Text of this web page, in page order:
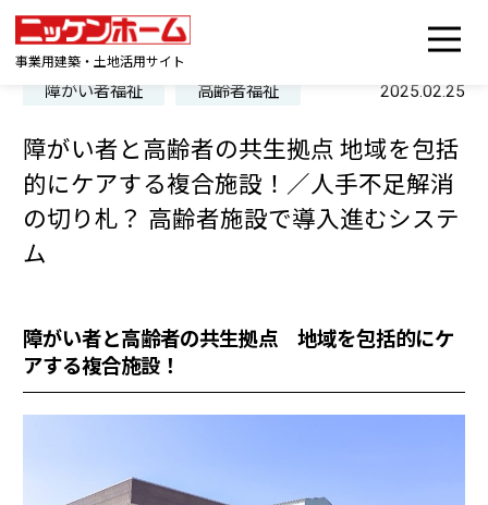
事業用建築・土地活用サイト
障がい者福祉 高齢者福祉 2025.02.25
障がい者と高齢者の共生拠点 地域を包括
的にケアする複合施設！／人手不足解消
の切り札？ 高齢者施設で導入進むシステ
ム
障がい者と高齢者の共生拠点 地域を包括的にケ
アする複合施設！